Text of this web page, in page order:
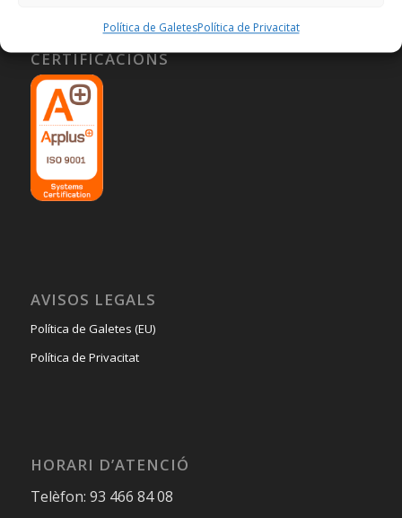
Política de GaletesPolítica de Privacitat
CERTIFICACIONS
AVISOS LEGALS
Política de Galetes (EU)
Política de Privacitat
HORARI D’ATENCIÓ
Telèfon: 93 466 84 08